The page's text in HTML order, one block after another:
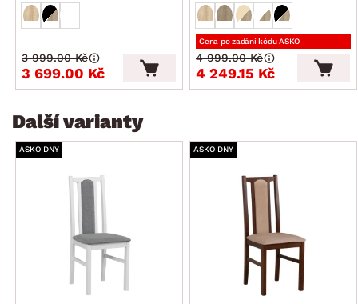
3 699.00 Kč
3 999.00 Kč
Cena po zadání kódu ASKO
4 249.15 Kč
4 999.00 Kč
Další varianty
ASKO DNY ASKO DNY